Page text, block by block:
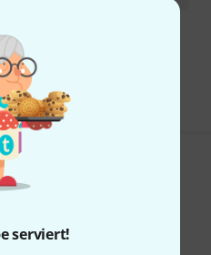
serviert!
ab 29 €
inkl. MwSt.
Sie sehen?